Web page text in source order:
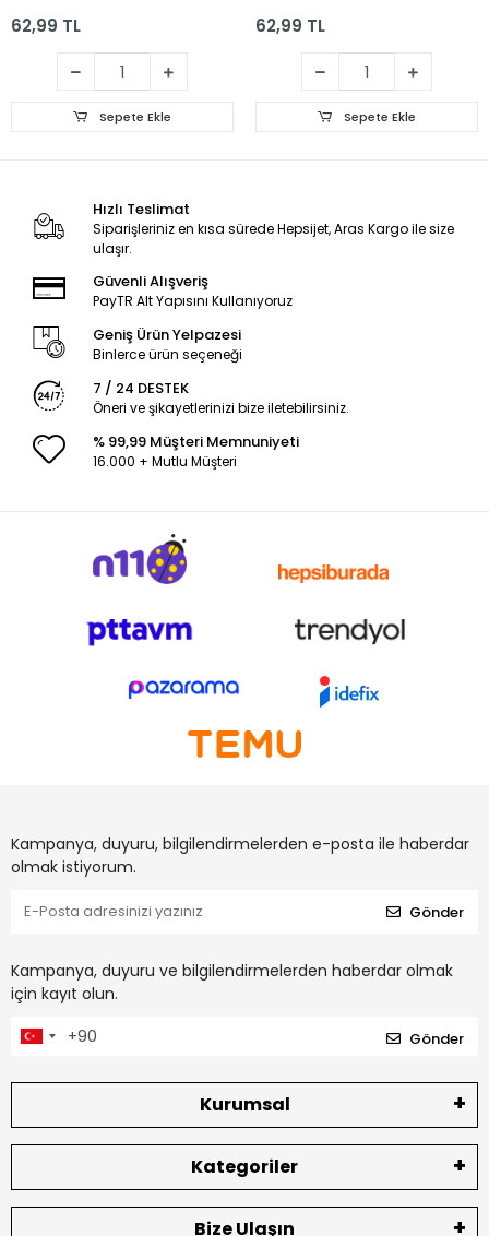
Adet)
62,99 TL
Sepete Ekle
Adet)
62,99 TL
Sepete Ekle
Hızlı Teslimat
Siparişleriniz en kısa sürede Hepsijet, Aras Kargo ile size
ulaşır.
Güvenli Alışveriş
PayTR Alt Yapısını Kullanıyoruz
Geniş Ürün Yelpazesi
Binlerce ürün seçeneği
7 / 24 DESTEK
Öneri ve şikayetlerinizi bize iletebilirsiniz.
% 99,99 Müşteri Memnuniyeti
16.000 + Mutlu Müşteri
Kampanya, duyuru, bilgilendirmelerden e-posta ile haberdar
olmak istiyorum.
Gönder
Kampanya, duyuru ve bilgilendirmelerden haberdar olmak
için kayıt olun.
Gönder
Kurumsal
Kategoriler
Bize Ulaşın